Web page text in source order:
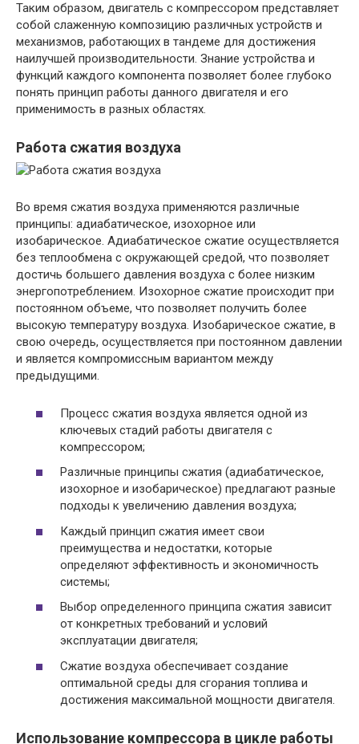
Таким образом, двигатель с компрессором представляет
собой слаженную композицию различных устройств и
механизмов, работающих в тандеме для достижения
наилучшей производительности. Знание устройства и
функций каждого компонента позволяет более глубоко
понять принцип работы данного двигателя и его
применимость в разных областях.
Работа сжатия воздуха
Во время сжатия воздуха применяются различные
принципы: адиабатическое, изохорное или
изобарическое. Адиабатическое сжатие осуществляется
без теплообмена с окружающей средой, что позволяет
достичь большего давления воздуха с более низким
энергопотреблением. Изохорное сжатие происходит при
постоянном объеме, что позволяет получить более
высокую температуру воздуха. Изобарическое сжатие, в
свою очередь, осуществляется при постоянном давлении
и является компромиссным вариантом между
предыдущими.
Процесс сжатия воздуха является одной из
ключевых стадий работы двигателя с
компрессором;
Различные принципы сжатия (адиабатическое,
изохорное и изобарическое) предлагают разные
подходы к увеличению давления воздуха;
Каждый принцип сжатия имеет свои
преимущества и недостатки, которые
определяют эффективность и экономичность
системы;
Выбор определенного принципа сжатия зависит
от конкретных требований и условий
эксплуатации двигателя;
Сжатие воздуха обеспечивает создание
оптимальной среды для сгорания топлива и
достижения максимальной мощности двигателя.
Использование компрессора в цикле работы